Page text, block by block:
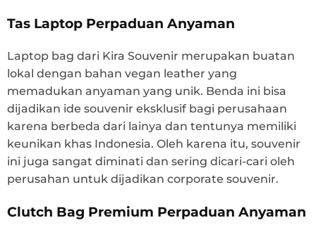
Tas Laptop Perpaduan Anyaman
Laptop bag dari Kira Souvenir merupakan buatan
lokal dengan bahan vegan leather yang
memadukan anyaman yang unik. Benda ini bisa
dijadikan ide souvenir eksklusif bagi perusahaan
karena berbeda dari lainya dan tentunya memiliki
keunikan khas Indonesia. Oleh karena itu, souvenir
ini juga sangat diminati dan sering dicari-cari oleh
perusahan untuk dijadikan corporate souvenir.
Clutch Bag Premium Perpaduan Anyaman